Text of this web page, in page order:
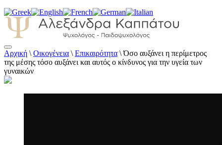
Αλεξάνδρα Καππάτου Ψυχολόγος –
Παιδοψυχολόγος
Αρχική \ Οικογένεια \ Επικαιρότητα \Όσο αυξάνει η περίμετρος
της μέσης τόσο αυξάνει και αυτός ο κίνδυνος για την υγεία των
γυναικών